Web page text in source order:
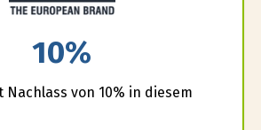
10%
Nachlass von 10% in diesem